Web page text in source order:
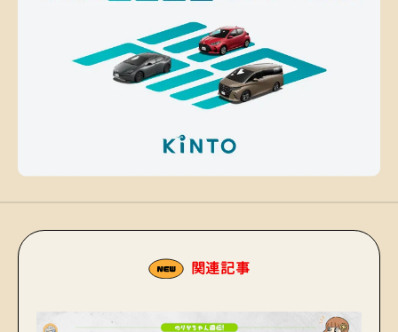
関連記事